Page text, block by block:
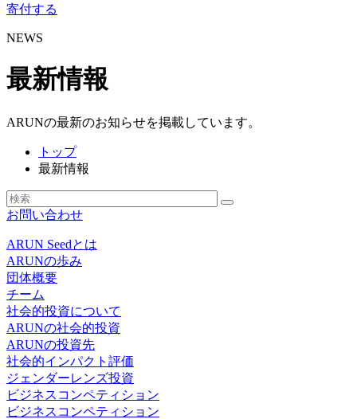
寄付する
NEWS
最新情報
ARUNの最新のお知らせを掲載しています。
トップ
最新情報
お問い合わせ
ARUN Seedとは
ARUNの歩み
団体概要
チーム
社会的投資について
ARUNの社会的投資
ARUNの投資先
社会的インパクト評価
ジェンダーレンズ投資
ビジネスコンペティション
ビジネスコンペティション